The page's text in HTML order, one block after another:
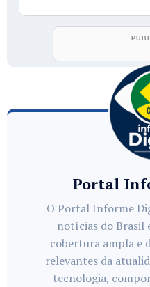
Portal
O Portal Informe
notícias do Brasil
cobertura ampla e
relevantes da
tecnologia,